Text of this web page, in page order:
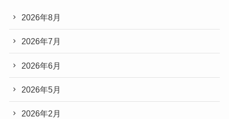
2026年8月
2026年7月
2026年6月
2026年5月
2026年2月